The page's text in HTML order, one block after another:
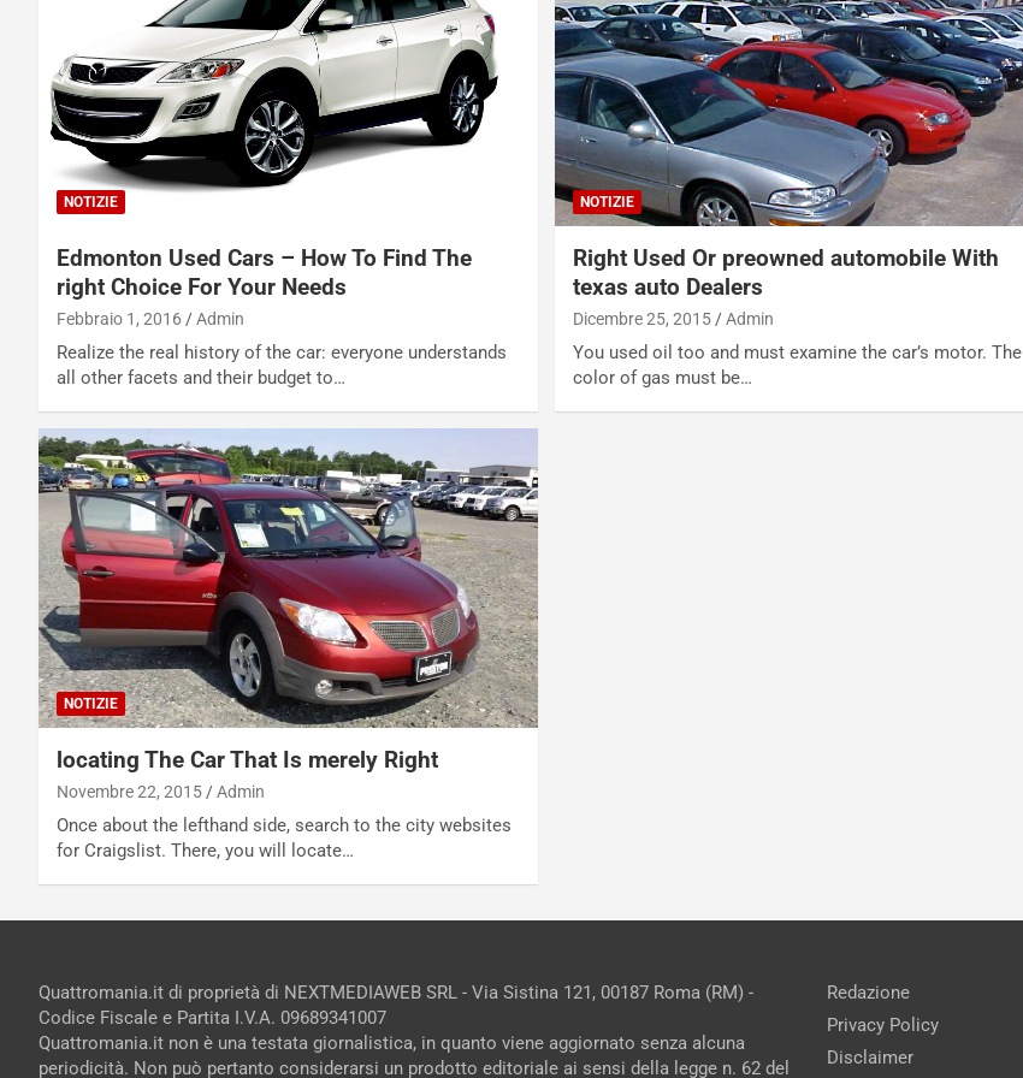
NOTIZIE
Edmonton Used Cars – How To Find The
right Choice For Your Needs
Febbraio 1, 2016 Admin
Realize the real history of the car: everyone understands
all other facets and their budget to…
NOTIZIE
Right Used Or preowned automobile With
texas auto Dealers
Dicembre 25, 2015 Admin
You used oil too and must examine the car’s motor. The
color of gas must be…
NOTIZIE
locating The Car That Is merely Right
Novembre 22, 2015 Admin
Once about the lefthand side, search to the city websites
for Craigslist. There, you will locate…
Quattromania.it di proprietà di NEXTMEDIAWEB SRL - Via Sistina 121, 00187 Roma (RM) -
Codice Fiscale e Partita I.V.A. 09689341007
Quattromania.it non è una testata giornalistica, in quanto viene aggiornato senza alcuna
periodicità. Non può pertanto considerarsi un prodotto editoriale ai sensi della legge n. 62 del
Redazione
Privacy Policy
Disclaimer